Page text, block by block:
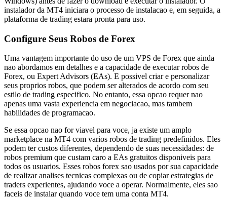
instalador da MT4 iniciara o processo de instalacao e, em seguida, a
plataforma de trading estara pronta para uso.
Configure Seus Robos de Forex
Uma vantagem importante do uso de um VPS de Forex que ainda
nao abordamos em detalhes e a capacidade de executar robos de
Forex, ou Expert Advisors (EAs). E possivel criar e personalizar
seus proprios robos, que podem ser alterados de acordo com seu
estilo de trading especifico. No entanto, essa opcao requer nao
apenas uma vasta experiencia em negociacao, mas tambem
habilidades de programacao.
Se essa opcao nao for viavel para voce, ja existe um amplo
marketplace na MT4 com varios robos de trading predefinidos. Eles
podem ter custos diferentes, dependendo de suas necessidades: de
robos premium que custam caro a EAs gratuitos disponiveis para
todos os usuarios. Esses robos forex sao usados por sua capacidade
de realizar analises tecnicas complexas ou de copiar estrategias de
traders experientes, ajudando voce a operar. Normalmente, eles sao
faceis de instalar quando voce tem uma conta MT4.